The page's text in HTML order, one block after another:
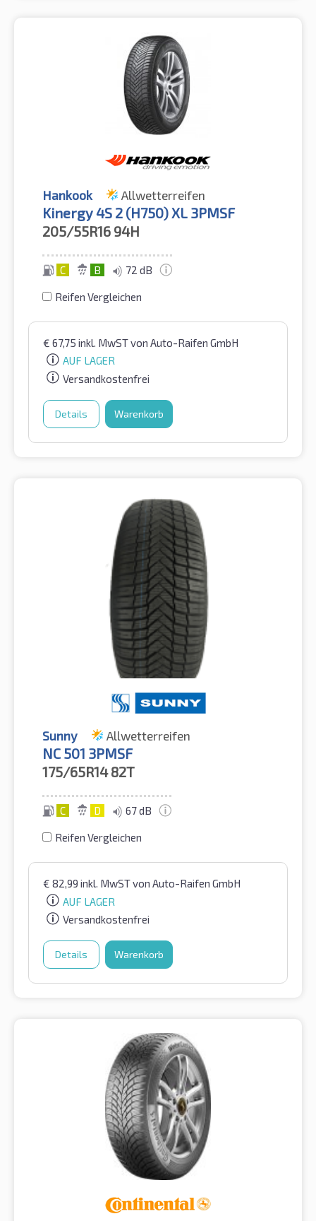
Hankook Allwetterreifen
Kinergy 4S 2 (H750) XL 3PMSF
205/55R16 94H
C B 72 dB
Reifen Vergleichen
€ 67,75 inkl. MwSTvon Auto-Raifen GmbH
AUF LAGER
Versandkostenfrei
Details Warenkorb
Sunny Allwetterreifen
NC 501 3PMSF
175/65R14 82T
C D 67 dB
Reifen Vergleichen
€ 82,99 inkl. MwSTvon Auto-Raifen GmbH
AUF LAGER
Versandkostenfrei
Details Warenkorb